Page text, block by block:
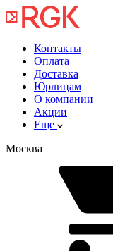
Контакты
Оплата
Доставка
Юрлицам
О компании
Акции
Еще
Москва